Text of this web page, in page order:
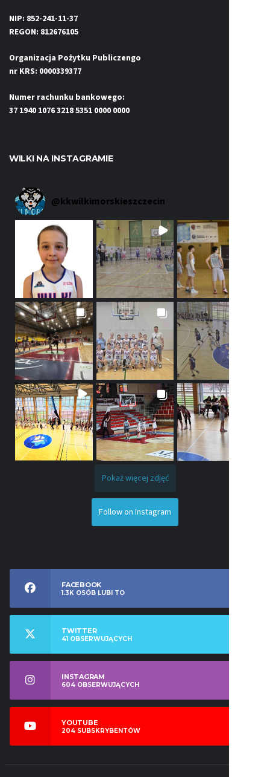
NIP: 852-241-11-37
REGON: 812676105
Organizacja Pożytku Publiczengo
nr KRS: 0000339377
Numer rachunku bankowego:
37 1940 1076 3218 5351 0000 0000
WILKI NA INSTAGRAMIE
@kkwilkimorskieszczecin
Pokaż więcej zdjęć
Follow on Instagram
FACEBOOK
1.3K OSÓB LUBI TO
TWITTER
41 OBSERWUJĄCYCH
INSTAGRAM
604 OBSERWUJĄCYCH
YOUTUBE
204 SUBSKRYBENTÓW